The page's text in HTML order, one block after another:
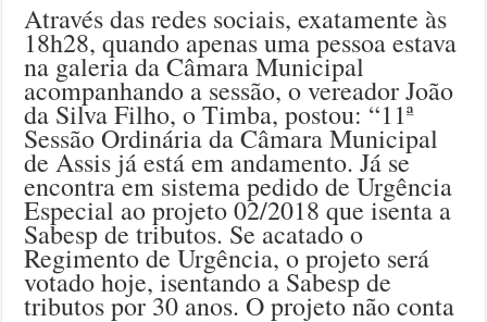
Através das redes sociais, exatamente às
18h28, quando apenas uma pessoa estava
na galeria da Câmara Municipal
acompanhando a sessão, o vereador João
da Silva Filho, o Timba, postou: “11ª
Sessão Ordinária da Câmara Municipal
de Assis já está em andamento. Já se
encontra em sistema pedido de Urgência
Especial ao projeto 02/2018 que isenta a
Sabesp de tributos. Se acatado o
Regimento de Urgência, o projeto será
votado hoje, isentando a Sabesp de
tributos por 30 anos. O projeto não conta